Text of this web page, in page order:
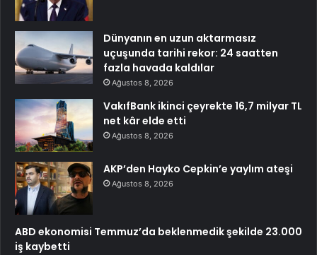
Dünyanın en uzun aktarmasız
uçuşunda tarihi rekor: 24 saatten
fazla havada kaldılar
Ağustos 8, 2026
VakıfBank ikinci çeyrekte 16,7 milyar TL
net kâr elde etti
Ağustos 8, 2026
AKP’den Hayko Cepkin’e yaylım ateşi
Ağustos 8, 2026
ABD ekonomisi Temmuz’da beklenmedik şekilde 23.000
iş kaybetti